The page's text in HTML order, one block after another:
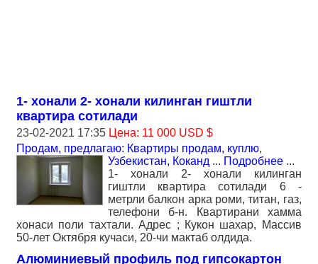
1- хонали 2- хонали килинган гиштли
квартира сотилади
23-02-2021 17:35 Цена: 11 000 USD $
Продам, предлагаю: Квартиры продам, куплю,
Узбекистан, Коканд ... Подробнее ...
1- хонали 2- хонали килинган
гиштли квартира сотилади 6 -
метрли балкон арка роми, титан, газ,
телефони б-н. Квартирани хамма
хонаси поли тахтали. Адрес ; Кукон шахар, Массив
50-лет Октября кучаси, 20-чи мактаб олдида.
Алюминиевый профиль под гипсокартон